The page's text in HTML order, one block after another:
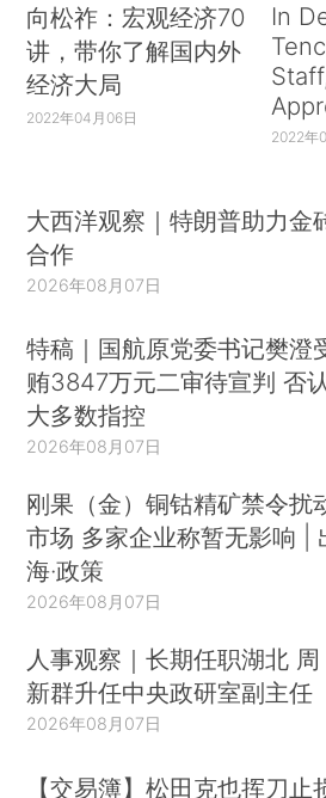
向松祚：宏观经济70
讲，带你了解国内外
经济大局
2022年04月06日
In
2022年
大西洋观察｜特朗普助力金
合作
2026年08月07日
特稿｜国航原党委书记樊澄
贿3847万元二审待宣判 否
大多数指控
2026年08月07日
刚果（金）铜钴精矿禁令扰
市场 多家企业称暂无影响 |
海·政策
2026年08月07日
人事观察｜长期任职湖北 周
新群升任中央政研室副主任
2026年08月07日
【交易簿】松田克也挥刀止